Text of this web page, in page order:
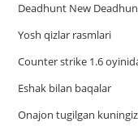
Deadhunt New
Yosh qizlar rasmlari
Counter strike 1.6
Eshak bilan baqalar
Onajon tugilgan